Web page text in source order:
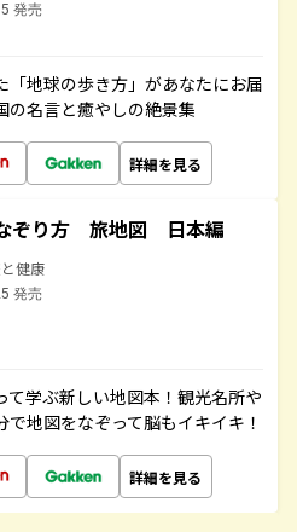
発売
地球の歩き方」があなたにお届
の名言と癒やしの絶景集
詳細を見る
ぞり方 旅地図 日本編
健康
発売
て学ぶ新しい地図本！観光名所や
地図をなぞって脳もイキイキ！
詳細を見る